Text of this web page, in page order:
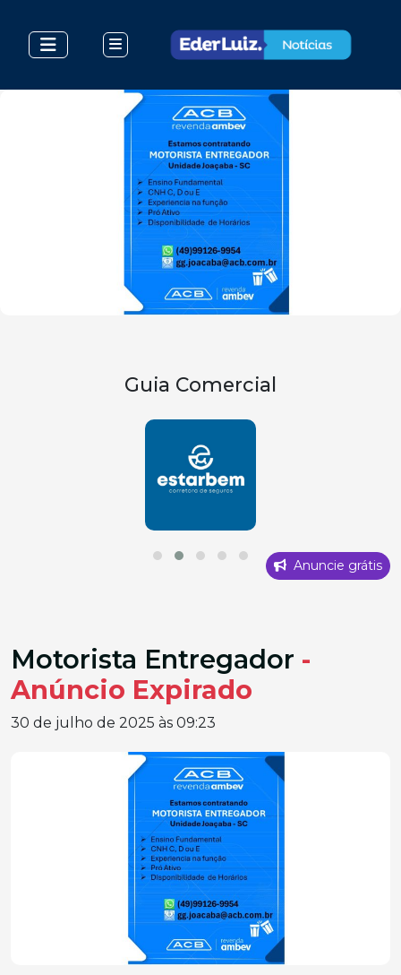
Guia Comercial
Anuncie grátis
Motorista Entregador -
Anúncio Expirado
30 de julho de 2025 às 09:23